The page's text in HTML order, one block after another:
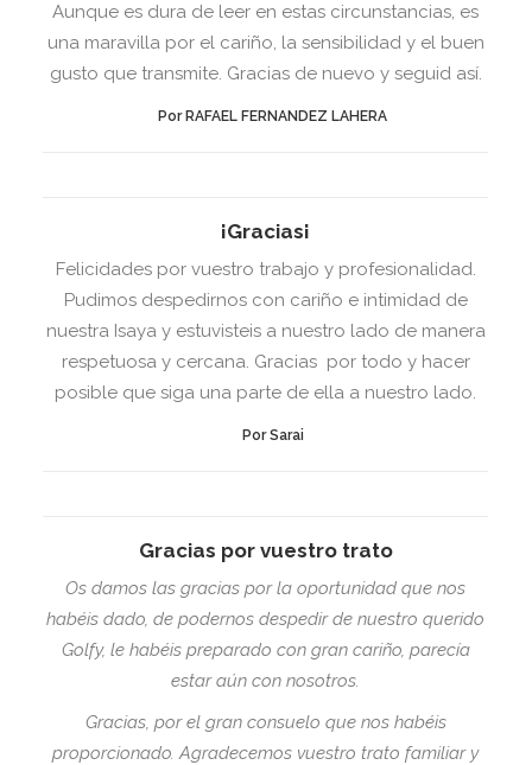
Aunque es dura de leer en estas circunstancias, es
una maravilla por el cariño, la sensibilidad y el buen
gusto que transmite. Gracias de nuevo y seguid así.
Por RAFAEL FERNANDEZ LAHERA
¡Gracias¡
Felicidades por vuestro trabajo y profesionalidad.
Pudimos despedirnos con cariño e intimidad de
nuestra Isaya y estuvisteis a nuestro lado de manera
respetuosa y cercana. Gracias por todo y hacer
posible que siga una parte de ella a nuestro lado.
Por Sarai
Gracias por vuestro trato
Os damos las gracias por la oportunidad que nos
habéis dado, de podernos despedir de nuestro querido
Golfy, le habéis preparado con gran cariño, parecía
estar aún con nosotros.
Gracias, por el gran consuelo que nos habéis
proporcionado. Agradecemos vuestro trato familiar y